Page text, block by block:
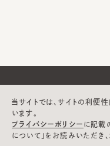
当サイトでは、サイトの利便
います。
プライバシーポリシー に記載
について」をお読みいただき